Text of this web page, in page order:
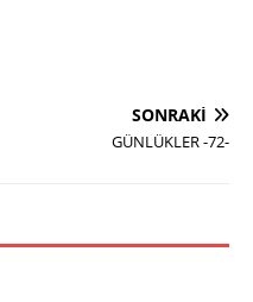
SONRAKI
GÜNLÜKLER -72-